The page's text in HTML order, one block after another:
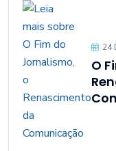
24
O